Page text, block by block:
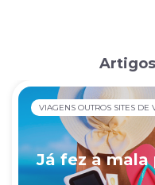
VIAGENS OUTROS SITES DE
Já fez a mala